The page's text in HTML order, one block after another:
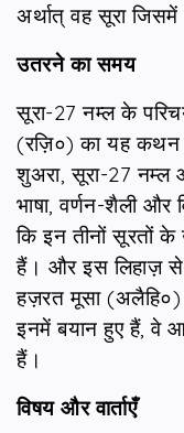
अर्थात् वह सूरा
उतरने का समय
सूरा-27 नम्ल के
(रज़ि०) का यह
शुअरा, सूरा-27
भाषा, वर्णन-शैली
कि इन तीनों सूरतों
हैं। और इस लिहाज़ से
हज़रत मूसा
इनमें बयान हुए हैं, वे
हैं।
विषय और वार्ताएँ